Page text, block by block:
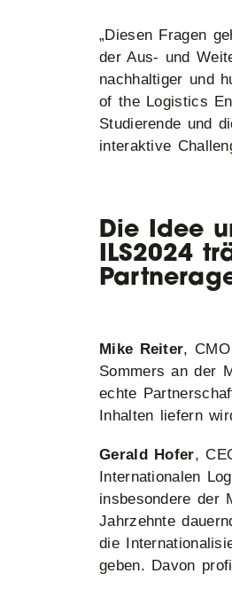
„Diesen Fragen
der Aus- und
nachhaltiger und
of the Logistics
Studierende und
interaktive
Die Idee
ILS2024
Mike Reiter,
Sommers an der
echte
Inhalten liefern
Gerald Hofer,
Internationalen
insbesondere der
Jahrzehnte
die
geben. Davon